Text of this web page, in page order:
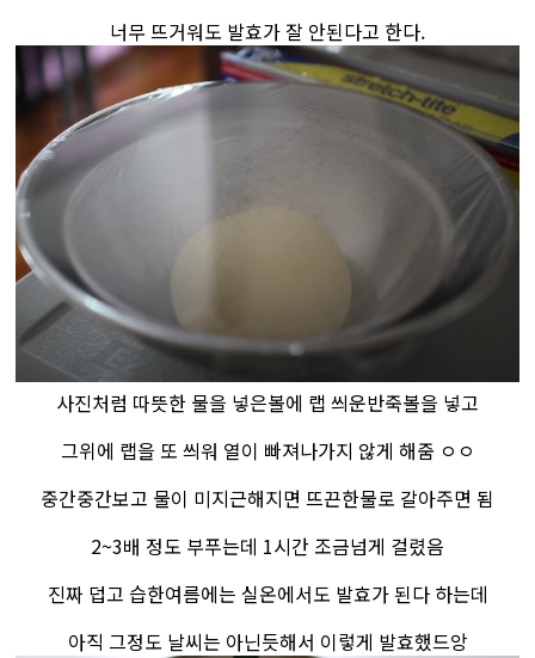
너무 뜨거워도 발효가 잘 안된다고 한다.
사진처럼 따뜻한 물을 넣은볼에 랩 씌운반죽볼을 넣고
그위에 랩을 또 씌워 열이 빠져나가지 않게 해줌 ㅇㅇ
중간중간보고 물이 미지근해지면 뜨끈한물로 갈아주면 됨
2~3배 정도 부푸는데 1시간 조금넘게 걸렸음
진짜 덥고 습한여름에는 실온에서도 발효가 된다 하는데
아직 그정도 날씨는 아닌듯해서 이렇게 발효했드앙